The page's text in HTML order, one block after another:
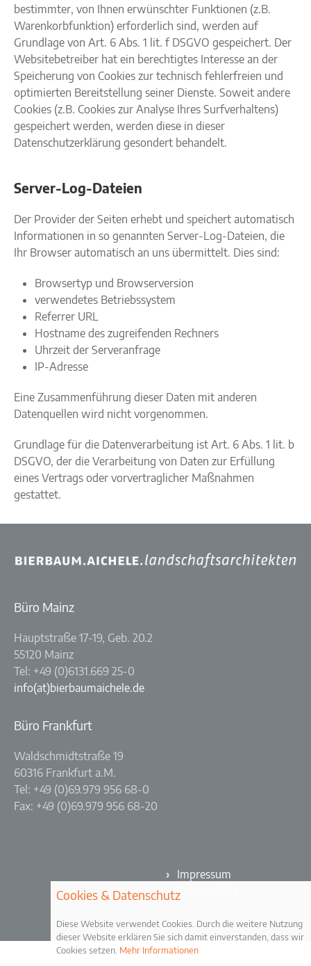
bestimmter, von Ihnen erwünschter Funktionen (z.B.
Warenkorbfunktion) erforderlich sind, werden auf
Grundlage von Art. 6 Abs. 1 lit. f DSGVO gespeichert. Der
Websitebetreiber hat ein berechtigtes Interesse an der
Speicherung von Cookies zur technisch fehlerfreien und
optimierten Bereitstellung seiner Dienste. Soweit andere
Cookies (z.B. Cookies zur Analyse Ihres Surfverhaltens)
gespeichert werden, werden diese in dieser
Datenschutzerklärung gesondert behandelt.
Server-Log-Dateien
Der Provider der Seiten erhebt und speichert automatisch
Informationen in so genannten Server-Log-Dateien, die
Ihr Browser automatisch an uns übermittelt. Dies sind:
Browsertyp und Browserversion
verwendetes Betriebssystem
Referrer URL
Hostname des zugreifenden Rechners
Uhrzeit der Serveranfrage
IP-Adresse
Eine Zusammenführung dieser Daten mit anderen
Datenquellen wird nicht vorgenommen.
Grundlage für die Datenverarbeitung ist Art. 6 Abs. 1 lit. b
DSGVO, der die Verarbeitung von Daten zur Erfüllung
eines Vertrags oder vorvertraglicher Maßnahmen
gestattet.
Büro Mainz
Hauptstraße 17-19, Geb. 20.2
55120 Mainz
Tel: +49 (0)6131.669 25-0
info(at)bierbaumaichele.de
Büro Frankfurt
Waldschmidtstraße 19
60316 Frankfurt a.M.
Tel: +49 (0)69.979 956 68-0
Fax: +49 (0)69.979 956 68-20
Impressum
Datenschutz
Cookies & Datenschutz
Diese Website verwendet Cookies. Durch die weitere Nutzung
dieser Website erklären Sie sich damit einverstanden, dass wir
Cookies setzen. Mehr Informationen